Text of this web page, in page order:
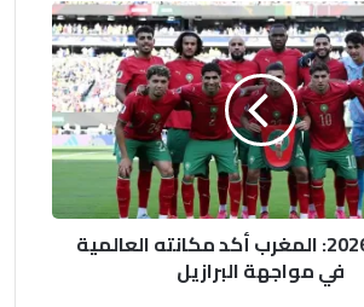
مونديال 2026: المغرب أكد مكانته العالمية
في مواجهة البرازيل